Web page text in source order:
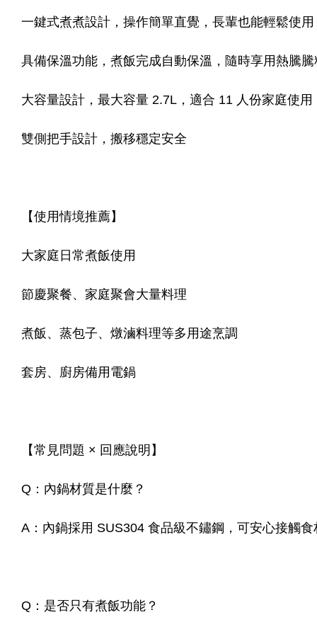
一鍵式煮煮設計，操作簡單直覺，長輩也能輕鬆使用
具備保溫功能，煮飯完成自動保溫，隨時享用熱騰騰
大容量設計，最大容量 2.7L，適合 11 人份家庭使用
雙側把手設計，搬移穩定安全
【使用情境推薦】
大家庭日常煮飯使用
節慶聚餐、家庭聚會大量料理
煮飯、蒸包子、燉滷料理等多用途烹調
套房、廚房備用電鍋
【常見問題 × 回應說明】
Q：內鍋材質是什麼？
A：內鍋採用 SUS304 食品級不鏽鋼，可安心接觸食
Q：是否只有煮飯功能？